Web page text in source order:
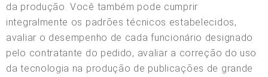
da produção. Você também pode cumprir
integralmente os padrões técnicos estabelecidos,
avaliar o desempenho de cada funcionário designado
pelo contratante do pedido, avaliar a correção do uso
da tecnologia na produção de publicações de grande